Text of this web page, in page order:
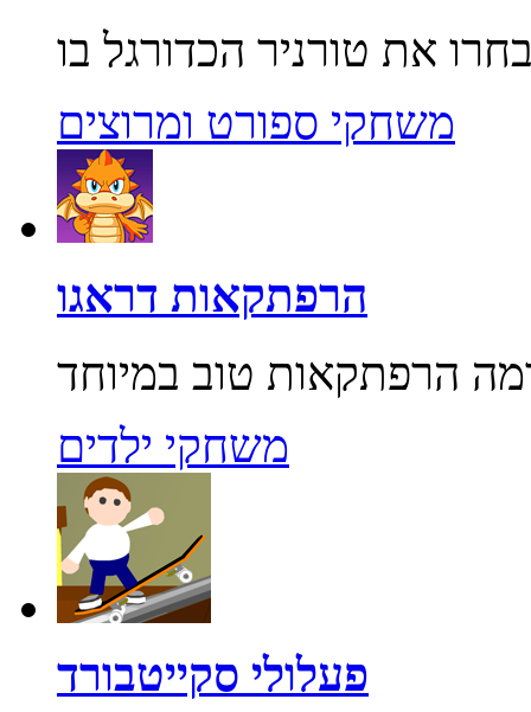
משחקי ספורט ומרוצים
הרפתקאות דראגו
משחקי ילדים
פעלולי סקייטבורד